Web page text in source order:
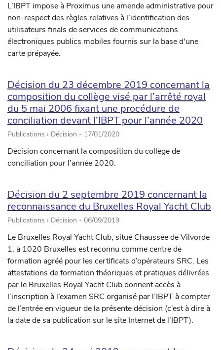
L’IBPT impose à Proximus une amende administrative pour
non-respect des règles relatives à l’identification des
utilisateurs finals de services de communications
électroniques publics mobiles fournis sur la base d'une
carte prépayée.
Décision du 23 décembre 2019 concernant la
composition du collège visé par l’arrêté royal
du 5 mai 2006 fixant une procédure de
conciliation devant l’IBPT pour l’année 2020
Publications › Décision - 17/01/2020
Décision concernant la composition du collège de
conciliation pour l’année 2020.
Décision du 2 septembre 2019 concernant la
reconnaissance du Bruxelles Royal Yacht Club
Publications › Décision - 06/09/2019
Le Bruxelles Royal Yacht Club, situé Chaussée de Vilvorde
1, à 1020 Bruxelles est reconnu comme centre de
formation agréé pour les certificats d’opérateurs SRC. Les
attestations de formation théoriques et pratiques délivrées
par le Bruxelles Royal Yacht Club donnent accès à
l’inscription à l’examen SRC organisé par l’IBPT à compter
de l’entrée en vigueur de la présente décision (c’est à dire à
la date de sa publication sur le site Internet de l’IBPT).